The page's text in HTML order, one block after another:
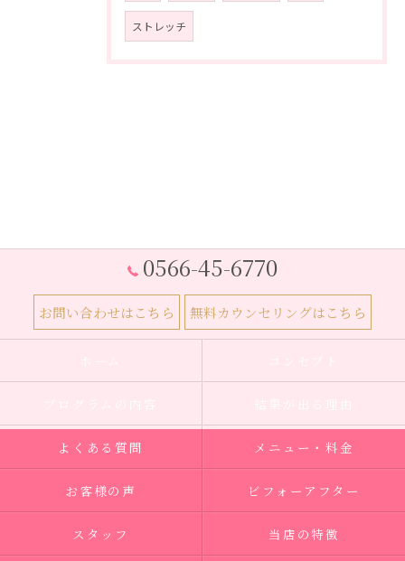
ストレッチ
0566-45-6770
お問い合わせはこちら 無料カウンセリングはこちら
よくある質問 メニュー・料金
お客様の声 ビフォーアフター
スタッフ 当店の特徴